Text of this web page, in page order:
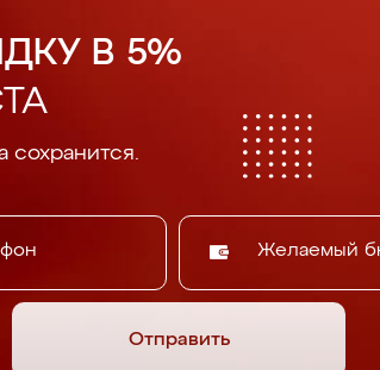
В 5%
сохранится.
Желаемый
Отправить